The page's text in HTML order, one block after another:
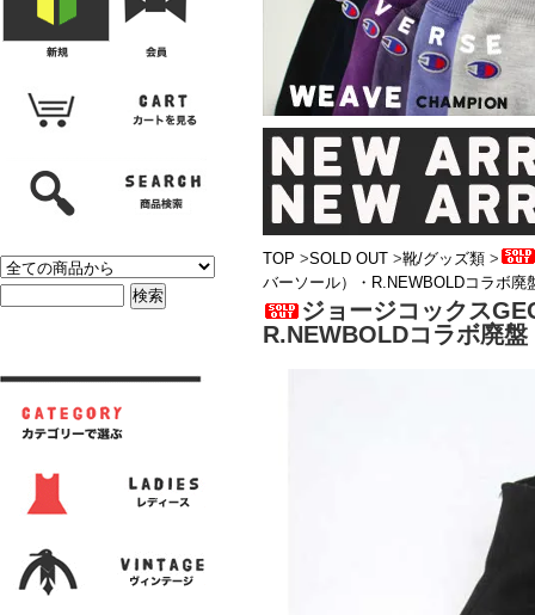
TOP >SOLD OUT >靴/グッズ類 >
バーソール）・R.NEWBOLDコラボ廃
ジョージコックス
R.NEWBOLDコラボ廃盤